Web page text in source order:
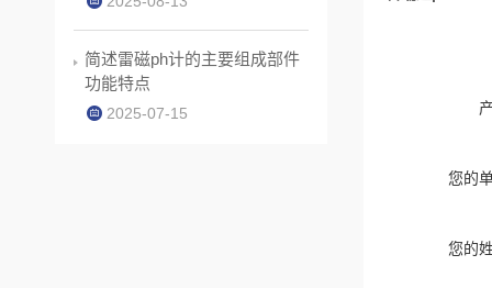
您的
您的
简述雷磁ph计的主要组成部件
功能特点
2025-07-15